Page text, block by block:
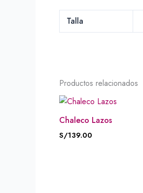
Talla
Productos relacionados
Chaleco Lazos
S/139.00